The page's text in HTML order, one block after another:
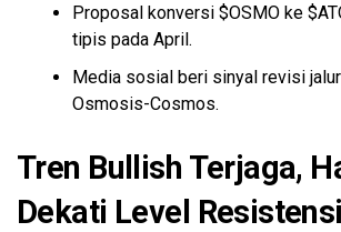
Proposal konversi $OSMO ke
tipis pada April.
Media sosial beri sinyal revisi
Osmosis-Cosmos.
Tren Bullish Terjaga,
Dekati Level Resistensi